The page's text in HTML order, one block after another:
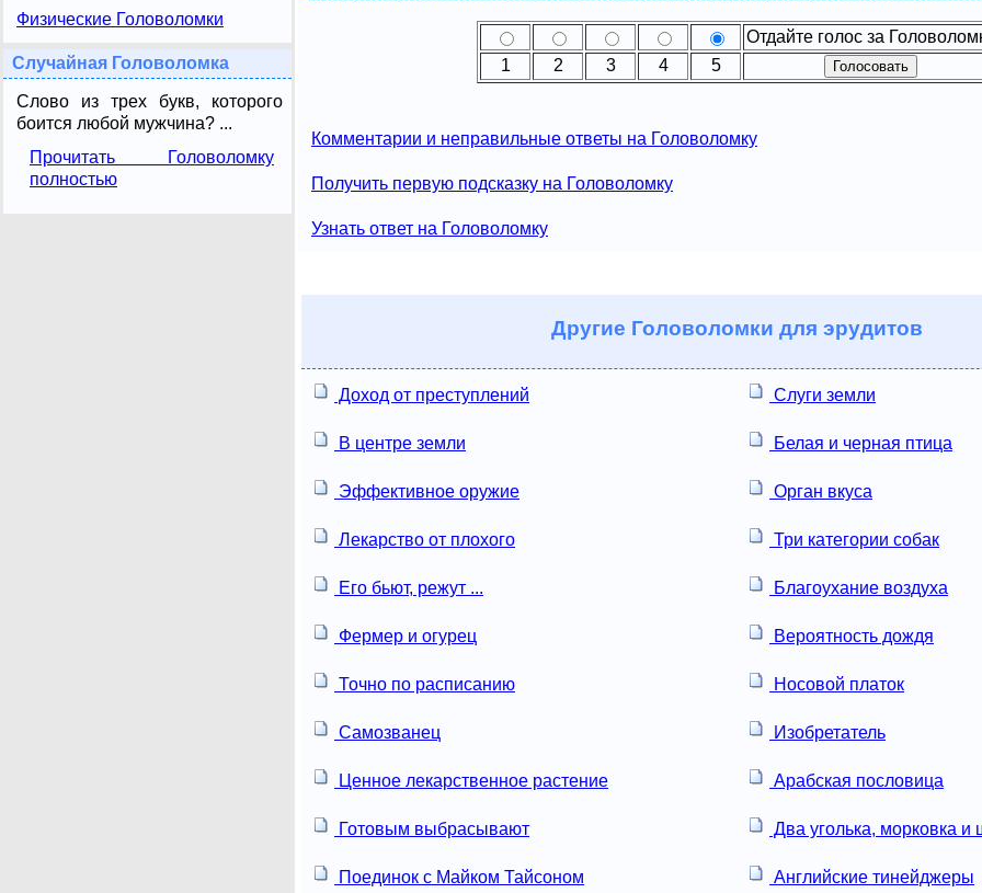
Физические Головоломки
Случайная Головоломка
Слово из трех букв, которого
боится любой мужчина? ...
Прочитать Головоломку
полностью
Отдайте голос за
1
2 3 4 5
Комментарии и неправильные ответы на Головоломку
Получить первую подсказку на Головоломку
Узнать ответ на Головоломку
Другие Головоломки для эрудитов
Доход от преступлений Слуги земли
В центре земли Белая и черная птица
Эффективное оружие Орган вкуса
Лекарство от плохого Три категории собак
Его бьют, режут ... Благоухание воздуха
Фермер и огурец Вероятность дождя
Точно по расписанию Носовой платок
Самозванец Изобретатель
Ценное лекарственное растение Арабская пословица
Готовым выбрасывают Два уголька, морковка
Поединок с Майком Тайсоном Английские тинейджеры